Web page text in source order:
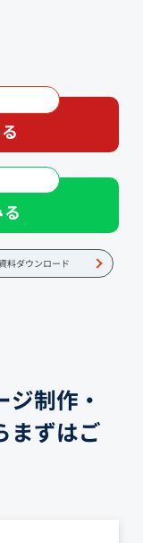
料ダウンロード
制作・
まずはご